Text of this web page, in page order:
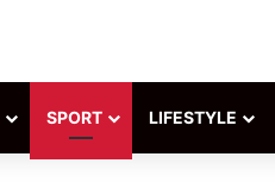
SPORT LIFESTYLE